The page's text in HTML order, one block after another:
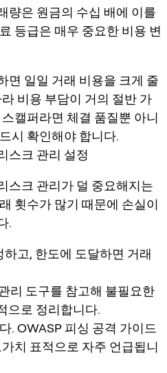
량은 원금의 수십 배에 이를
등급은 매우 중요한 비용 변
면 일일 거래 비용을 크게 줄
비용 부담이 거의 절반 가
캘퍼라면 체결 품질뿐 아니
시 확인해야 합니다.
스크 관리 설정
스크 관리가 덜 중요해지는
횟수가 많기 때문에 손실이
.
고, 한도에 도달하면 거래
리 도구를 참고해 불필요한
으로 정리합니다.
. OWASP 피싱 공격 가이드
치 표적으로 자주 언급됩니